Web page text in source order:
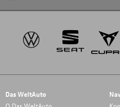
Das WeltAuto